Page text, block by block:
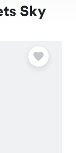
Sky